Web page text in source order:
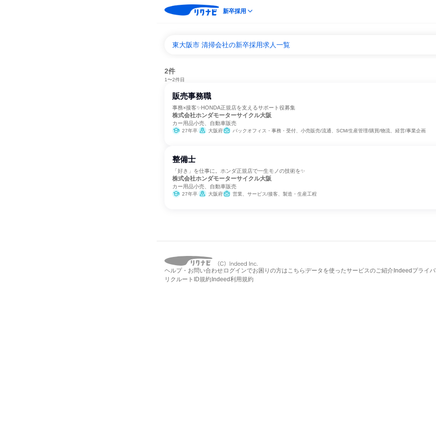
新卒採用
東大阪市 清掃会社の新卒採用求人一覧
2件
1〜2件目
販売事務職
事務×接客✨HONDA正規店を支えるサポート役募集
株式会社ホンダモーターサイクル大阪
カー用品小売、自動車販売
27年卒 大阪府 バックオフィス・事務・受付、小売販売/流通、SCM/生産管理/購買/物流、経営/事業企画
整備士
「好き」を仕事に。ホンダ正規店で一生モノの技術を✨
株式会社ホンダモーターサイクル大阪
カー用品小売、自動車販売
27年卒 大阪府 営業、サービス/接客、製造・生産工程
ヘルプ・お問い合わせ ログインでお困りの方はこちら データを使ったサービスのご紹介 Indeedプライ
リクルートID規約 Indeed利用規約